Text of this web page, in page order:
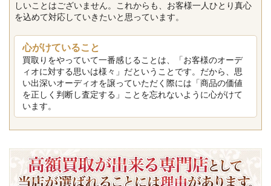
しいことはございません。これからも、お客様一人ひとり真心
を込めて対応していきたいと思っています。
心がけていること
買取りをやっていて一番感じることは、「お客様のオーデ
ィオに対する思いは様々」だということです。だから、思
い出深いオーディオを譲っていただく際には「商品の価値
を正しく判断し査定する」ことを忘れないように心がけて
います。